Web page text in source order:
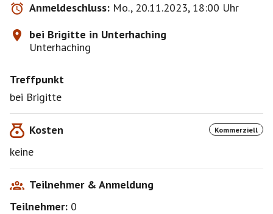
Anmeldeschluss: Mo., 20.11.2023, 18:00 Uhr
bei Brigitte in Unterhaching
Unterhaching
Treffpunkt
bei Brigitte
Kosten Kommerziell
keine
Teilnehmer & Anmeldung
Teilnehmer: 0